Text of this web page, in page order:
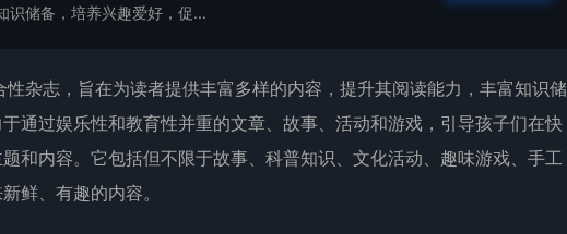
识储备，培养兴趣爱好，促...
杂志，旨在为读者提供丰富多样的内容，提升其阅读能力，丰富知识储
通过娱乐性和教育性并重的文章、故事、活动和游戏，引导孩子们在快
和内容。它包括但不限于故事、科普知识、文化活动、趣味游戏、手工
鲜、有趣的内容。